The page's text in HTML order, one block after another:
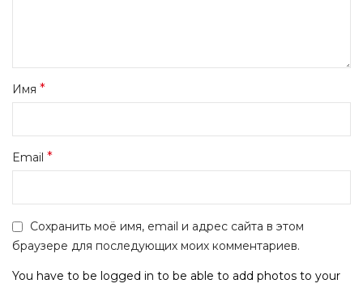
Имя *
Email *
Сохранить моё имя, email и адрес сайта в этом
браузере для последующих моих комментариев.
You have to be logged in to be able to add photos to your